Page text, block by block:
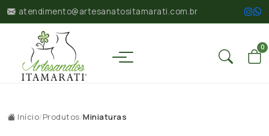
atendimento@artesanatositamarati.com.br
0
Início/Produtos/Miniaturas